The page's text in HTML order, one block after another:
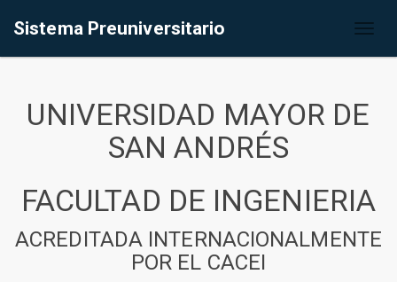
Sistema Preuniversitario
UNIVERSIDAD MAYOR DE
SAN ANDRÉS
FACULTAD DE INGENIERIA
ACREDITADA INTERNACIONALMENTE
POR EL CACEI